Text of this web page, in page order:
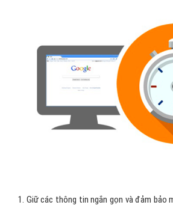
1. Giữ các thông tin ngắn gọn và đảm bảo